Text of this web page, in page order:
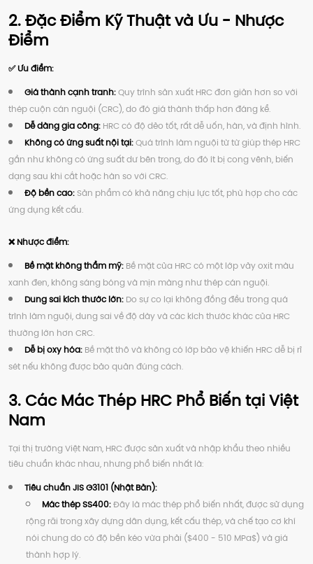
2. Đặc Điểm Kỹ Thuật và Ưu - Nhược
Điểm
✅ Ưu điểm:
Giá thành cạnh tranh:Quy trình sản xuất HRC đơn giản hơn so với
thép cuộn cán nguội (CRC), do đó giá thành thấp hơn đáng kể.
Dễ dàng gia công: HRC có độ dẻo tốt, rất dễ uốn, hàn, và định hình.
Không có ứng suất nội tại:Quá trình làm nguội từ từ giúp thép HRC
gần như không có ứng suất dư bên trong, do đó ít bị cong vênh, biến
dạng sau khi cắt hoặc hàn so với CRC.
Độ bền cao: Sản phẩm có khả năng chịu lực tốt, phù hợp cho các
ứng dụng kết cấu.
❌ Nhược điểm:
Bề mặt không thẩm mỹ: Bề mặt của HRC có một lớp vảy oxit màu
xanh đen, không sáng bóng và mịn màng như thép cán nguội.
Dung sai kích thước lớn: Do sự co lại không đồng đều trong quá
trình làm nguội, dung sai về độ dày và các kích thước khác của HRC
thường lớn hơn CRC.
Dễ bị oxy hóa: Bề mặt thô và không có lớp bảo vệ khiến HRC dễ bị rỉ
sét nếu không được bảo quản đúng cách.
3. Các Mác Thép HRC Phổ Biến tại Việt
Nam
Tại thị trường Việt Nam, HRC được sản xuất và nhập khẩu theo nhiều
tiêu chuẩn khác nhau, nhưng phổ biến nhất là:
Tiêu chuẩn JIS G3101 (Nhật Bản):
Mác thép SS400:Đây là mác thép phổ biến nhất, được sử dụng
rộng rãi trong xây dựng dân dụng, kết cấu thép, và chế tạo cơ khí
nói chung do có độ bền kéo vừa phải ($400 - 510 MPa$) và giá
thành hợp lý.